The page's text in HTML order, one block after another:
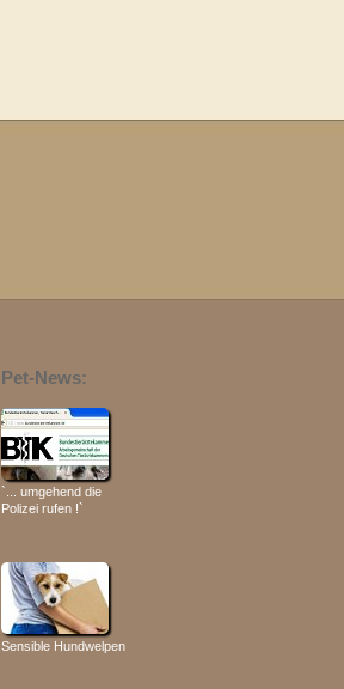
Pet-News:
`... umgehend die
Polizei rufen !`
Sensible Hundwelpen